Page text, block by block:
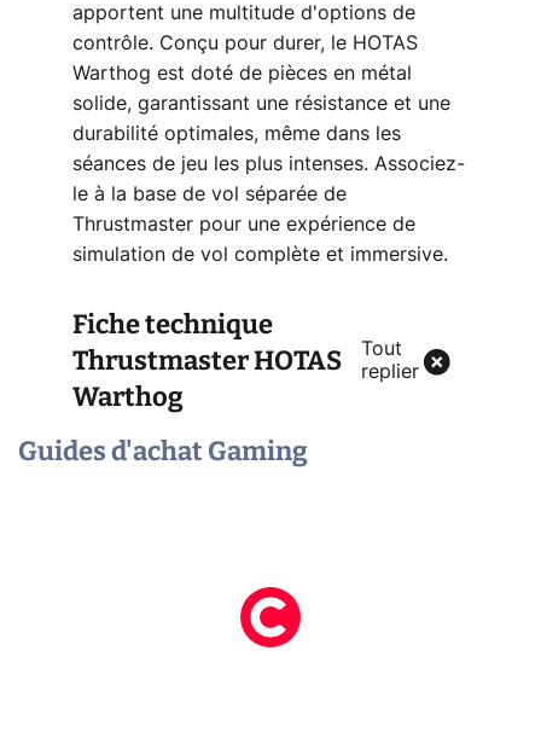
apportent une multitude d'options de
contrôle. Conçu pour durer, le HOTAS
Warthog est doté de pièces en métal
solide, garantissant une résistance et une
durabilité optimales, même dans les
séances de jeu les plus intenses. Associez-
le à la base de vol séparée de
Thrustmaster pour une expérience de
simulation de vol complète et immersive.
Fiche technique
Thrustmaster HOTAS
Warthog
Tout
replier
Guides d'achat Gaming